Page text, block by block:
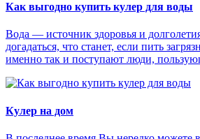
Как выгодно купить кулер для воды
Вода — источник здоровья и
догадаться, что станет, если пить
именно так и поступают люди,
Кулер на дом